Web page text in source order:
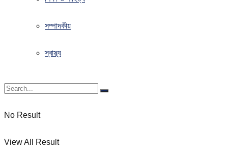
সম্পাদকীয়
স্বাস্থ্য
No Result
View All Result